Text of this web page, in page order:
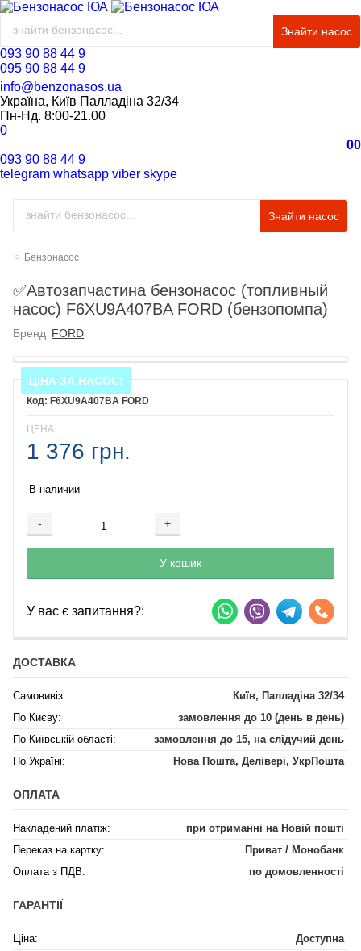
Знайти насос
093 90 88 44 9
095 90 88 44 9
info@benzonasos.ua
Україна, Київ Палладіна 32/34
Пн-Нд. 8:00-21.00
0
00
093 90 88 44 9
telegram whatsapp viber skype
Знайти насос
Бензонасос
✅Автозапчастина бензонасос (топливный
насос) F6XU9A407BA FORD (бензопомпа)
Бренд FORD
ЦІНА ЗА НАСОС!
F6XU9A407BA FORD
ЦЕНА
1 376 грн.
В наличии
- +
Добавляется...
У кошик
Добавлен
У вас є запитання?:
ДОСТАВКА
Самовивіз:
Київ, Палладіна 32/34
По Києву:
замовлення до 10 (день в день)
По Київській області:
замовлення до 15, на слідучий день
По Україні:
Нова Пошта, Делівері, УкрПошта
ОПЛАТА
Накладений платіж:
при отриманні на Новій пошті
Переказ на картку:
Приват / Монобанк
Оплата з ПДВ:
по домовленності
ГАРАНТІЇ
Ціна:
Доступна